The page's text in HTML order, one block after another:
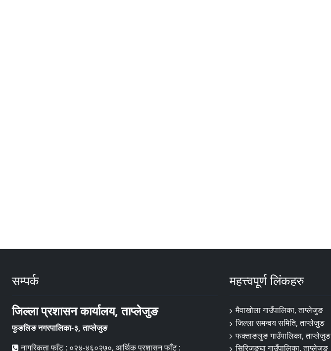
सम्पर्क
जिल्ला प्रशासन कार्यालय, ताप्लेजुङ
फुङलिङ नगरपालिका-३, ताप्लेजुङ
नागरिकता फाँट : ०२४-४६०२७०, आर्थिक प्रशासन फाँट :
महत्त्वपूर्ण लिंकहरु
मैवाखोला गाउँपालिका, ताप्लेजुङ
जिल्ला समन्वय समिति, ताप्लेजुङ
फक्ताङलुङ गाउँपालिका, ताप्लेजुङ
सिरिजङ्घा गाउँपालिका, ताप्लेजुङ